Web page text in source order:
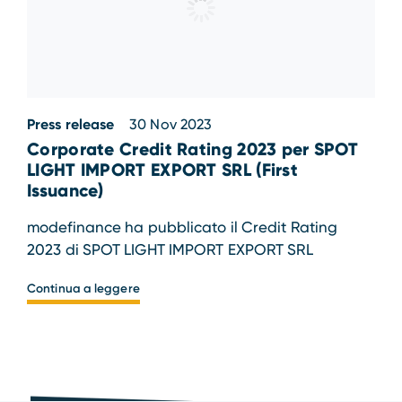
Press release 30 Nov 2023
Corporate Credit Rating 2023 per SPOT
LIGHT IMPORT EXPORT SRL (First
Issuance)
modefinance ha pubblicato il Credit Rating
2023 di SPOT LIGHT IMPORT EXPORT SRL
Continua a leggere